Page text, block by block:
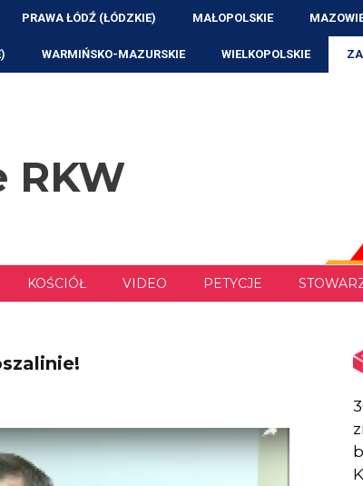
PRAWA ŁÓDŹ (ŁÓDZKIE) MAŁOPOLSKIE
WARMIŃSKO-MAZURSKIE WIELKOPOLSKIE
RKW
KOŚCIÓŁ VIDEO PETYCJE